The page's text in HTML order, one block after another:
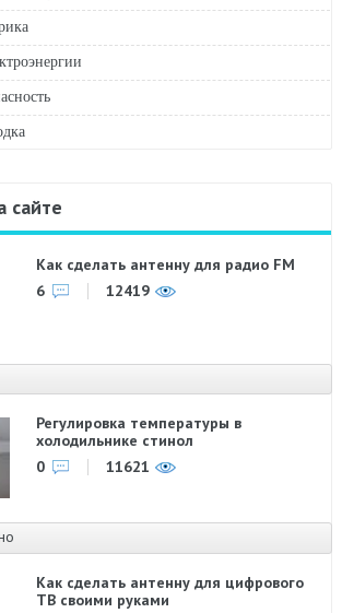
сайте
Как сделать антенну для радио FM
6
12419
Регулировка температуры в
холодильнике стинол
0
11621
Как сделать антенну для цифрового
ТВ своими руками